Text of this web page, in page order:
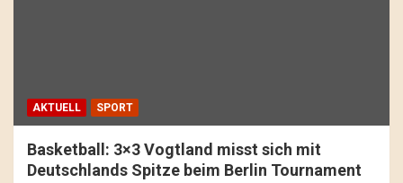
AKTUELL SPORT
Basketball: 3×3 Vogtland misst sich mit
Deutschlands Spitze beim Berlin Tournament